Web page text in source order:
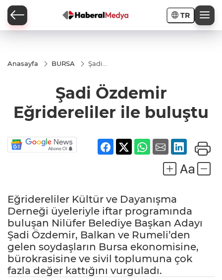
TR
Anasayfa BURSA
Şadi
ile buluştu
Şadi Özdemir
Eğridereliler ile buluştu
Eğridereliler Kültür ve Dayanışma
Derneği üyeleriyle iftar programında
buluşan Nilüfer Belediye Başkan Adayı
Şadi Özdemir, Balkan ve Rumeli’den
gelen soydaşların Bursa ekonomisine,
bürokrasisine ve sivil toplumuna çok
fazla değer kattığını vurguladı.